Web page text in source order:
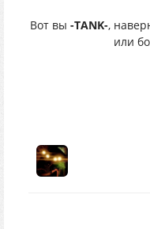
Вот вы -TANK-,
или